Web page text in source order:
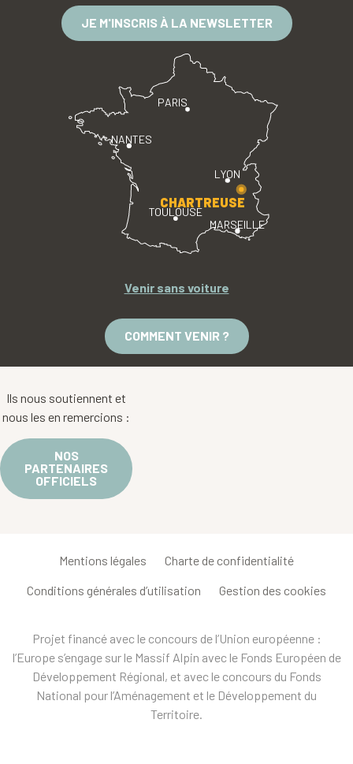
JE M'INSCRIS À LA NEWSLETTER
PARIS
LYON
TOULOUSE
MARSEILLE
NANTES
CHARTREUSE
Venir sans voiture
COMMENT VENIR ?
Ils nous soutiennent et
nous les en remercions :
NOS
PARTENAIRES
OFFICIELS
Mentions légales Charte de confidentialité
Conditions générales d’utilisation Gestion des cookies
Projet financé avec le concours de l’Union européenne :
l’Europe s’engage sur le Massif Alpin avec le Fonds Européen de
Développement Régional, et avec le concours du Fonds
National pour l’Aménagement et le Développement du
Territoire.